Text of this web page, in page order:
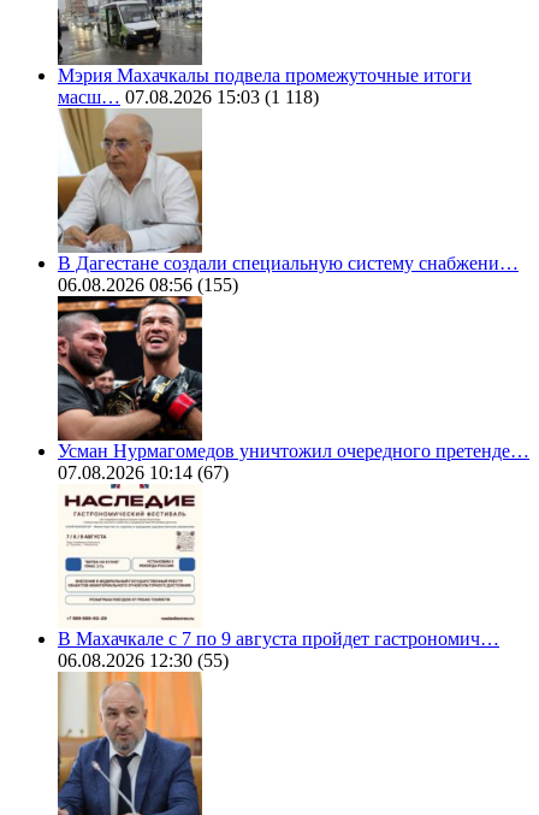
Мэрия Махачкалы подвела промежуточные итоги
масш… 07.08.2026 15:03 (1 118)
В Дагестане создали специальную систему снабжени…
06.08.2026 08:56 (155)
Усман Нурмагомедов уничтожил очередного претенде…
07.08.2026 10:14 (67)
В Махачкале с 7 по 9 августа пройдет гастрономич…
06.08.2026 12:30 (55)